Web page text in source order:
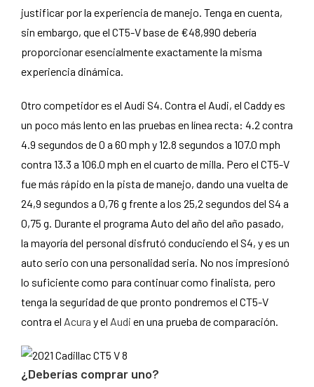
justificar por la experiencia de manejo. Tenga en cuenta,
sin embargo, que el CT5-V base de €48,990 debería
proporcionar esencialmente exactamente la misma
experiencia dinámica.
Otro competidor es el Audi S4. Contra el Audi, el Caddy es
un poco más lento en las pruebas en línea recta: 4.2 contra
4.9 segundos de 0 a 60 mph y 12.8 segundos a 107.0 mph
contra 13.3 a 106.0 mph en el cuarto de milla. Pero el CT5-V
fue más rápido en la pista de manejo, dando una vuelta de
24,9 segundos a 0,76 g frente a los 25,2 segundos del S4 a
0,75 g. Durante el programa Auto del año del año pasado,
la mayoría del personal disfrutó conduciendo el S4, y es un
auto serio con una personalidad seria. No nos impresionó
lo suficiente como para continuar como finalista, pero
tenga la seguridad de que pronto pondremos el CT5-V
contra el Acura y el Audi en una prueba de comparación.
¿Deberías comprar uno?